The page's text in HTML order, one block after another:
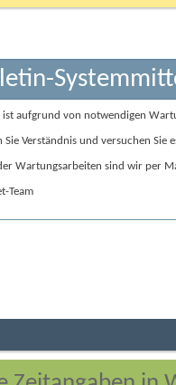
ist aufgrund von notwendigen
Sie Verständnis und versuchen Sie
Wartungsarbeiten sind wir per
Team